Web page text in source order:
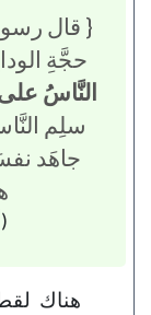
{ قال
حجَّةِ
النَّاسُ
سلِم
جاهَد
هناك